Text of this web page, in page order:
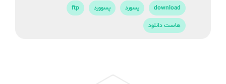
download پسورد پسوورد ftp
هاست دانلود